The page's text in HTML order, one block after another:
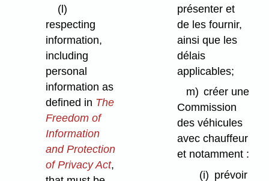
(l)
respecting
information,
including
personal
information as
defined in The
Freedom of
Information
and Protection
of Privacy Act,
présenter et
de les fournir,
ainsi que les
délais
applicables;
m) créer une
Commission
des véhicules
avec chauffeur
et notamment :
(i) prévoir